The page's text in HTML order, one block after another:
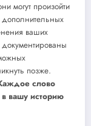
могут произойти
ваших
позже.
слово
вашу историю